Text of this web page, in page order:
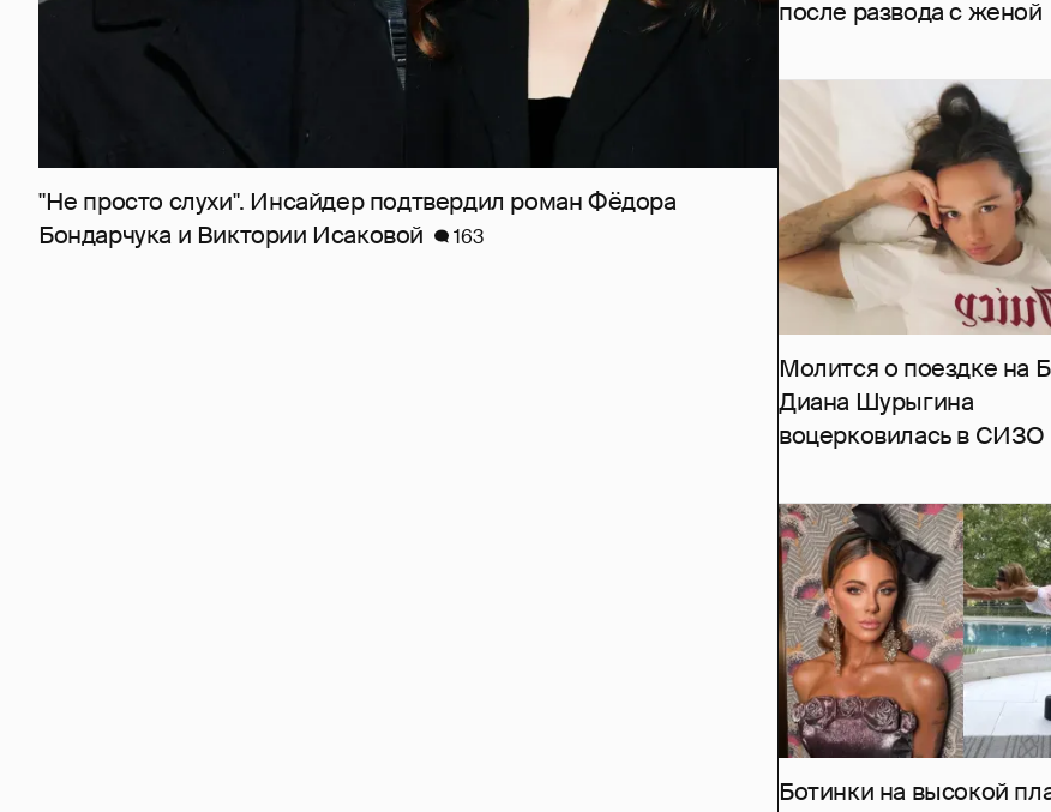
"Не просто слухи". Инсайдер подтвердил роман Фёдора
Бондарчука и Виктории Исаковой
163
после развода с женой
Молится о поездке на
Диана Шурыгина
воцерковилась в СИЗО
Ботинки на высокой